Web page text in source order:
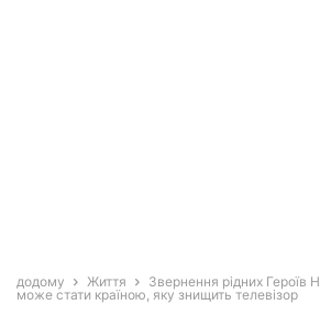
додому Життя
Звернення рідних Героїв
може стати країною, яку знищить телевізор